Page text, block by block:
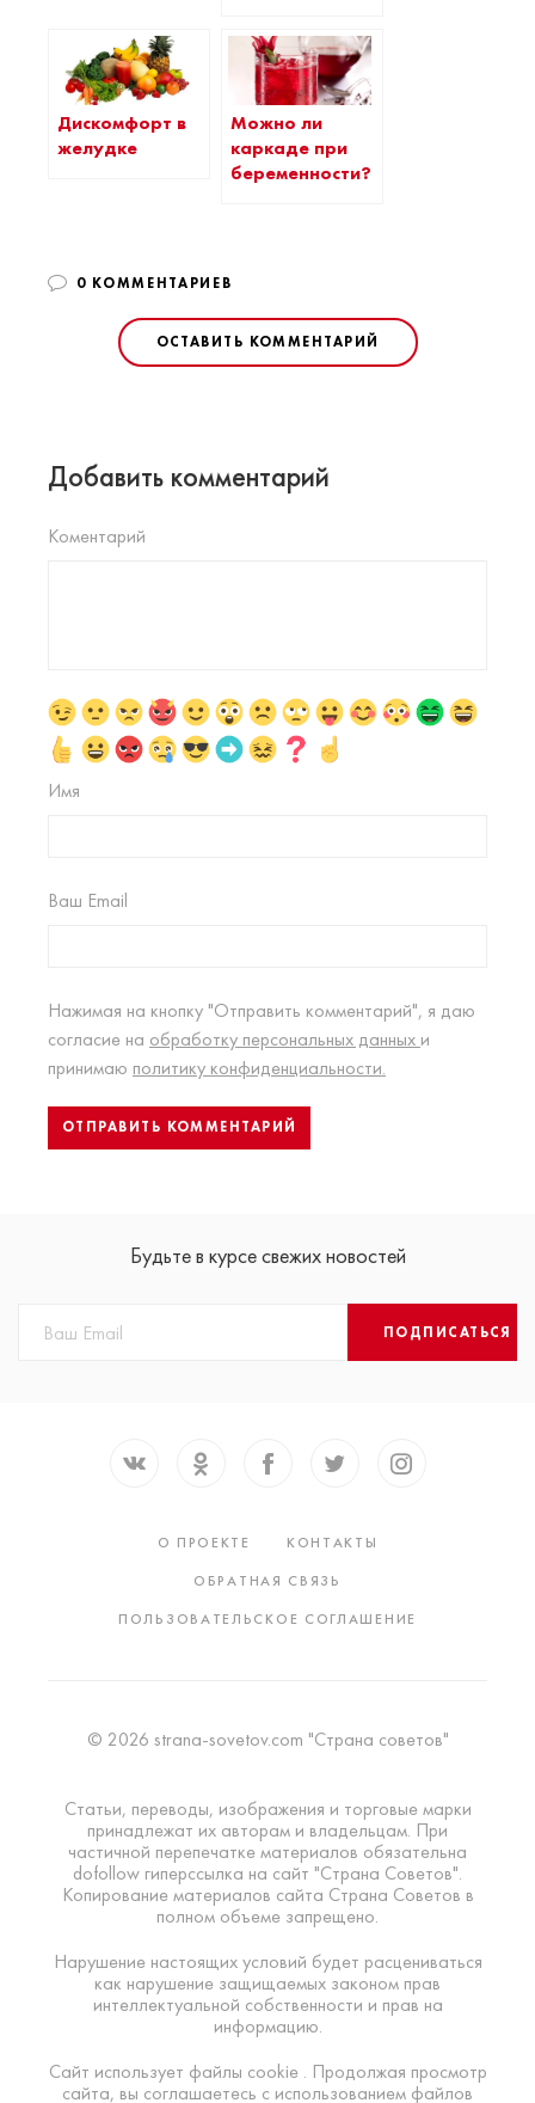
Дискомфорт в
желудке
Можно ли
каркаде при
беременности?
0 КОММЕНТАРИЕВ
ОСТАВИТЬ КОММЕНТАРИЙ
Добавить комментарий
Коментарий
Имя
Ваш Email
Нажимая на кнопку "Отправить комментарий", я даю
согласие на обработку персональных данных и
принимаю политику конфиденциальности.
Будьте в курсе свежих новостей
ПОДПИСАТЬСЯ
О ПРОЕКТЕ
КОНТАКТЫ
ОБРАТНАЯ СВЯЗЬ
ПОЛЬЗОВАТЕЛЬСКОЕ СОГЛАШЕНИЕ
© 2026 strana-sovetov.com "Страна советов"
Статьи, переводы, изображения и торговые марки
принадлежат их авторам и владельцам. При
частичной перепечатке материалов обязательна
dofollow гиперссылка на сайт "Страна Советов".
Копирование материалов сайта Страна Советов в
полном объеме запрещено.
Нарушение настоящих условий будет расцениваться
как нарушение защищаемых законом прав
интеллектуальной собственности и прав на
информацию.
Сайт использует файлы cookie . Продолжая просмотр
сайта, вы соглашаетесь с использованием файлов